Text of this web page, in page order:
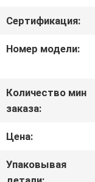
О
НАС
ФАБРИКИ
ПРОВЕРКА
Сертификация:
Номер модели:
Количество мин
заказа:
Цена:
Упаковывая